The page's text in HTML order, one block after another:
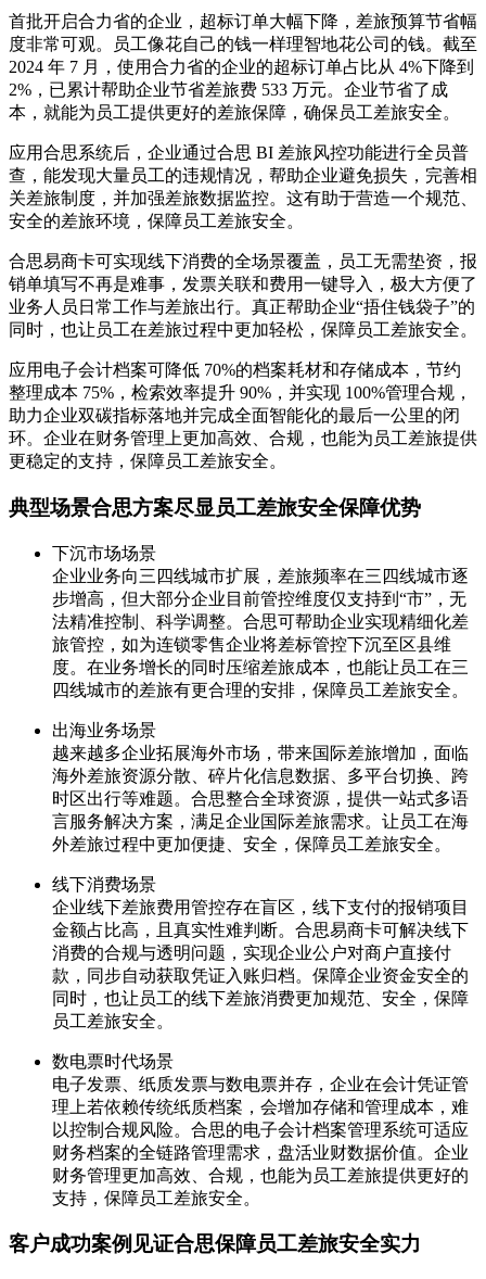
首批开启合力省的企业，超标订单大幅下降，差旅预算节省幅
度非常可观。员工像花自己的钱一样理智地花公司的钱。截至
2024 年 7 月，使用合力省的企业的超标订单占比从 4%下降到
2%，已累计帮助企业节省差旅费 533 万元。企业节省了成
本，就能为员工提供更好的差旅保障，确保员工差旅安全。
应用合思系统后，企业通过合思 BI 差旅风控功能进行全员普
查，能发现大量员工的违规情况，帮助企业避免损失，完善相
关差旅制度，并加强差旅数据监控。这有助于营造一个规范、
安全的差旅环境，保障员工差旅安全。
合思易商卡可实现线下消费的全场景覆盖，员工无需垫资，报
销单填写不再是难事，发票关联和费用一键导入，极大方便了
业务人员日常工作与差旅出行。真正帮助企业“捂住钱袋子”的
同时，也让员工在差旅过程中更加轻松，保障员工差旅安全。
应用电子会计档案可降低 70%的档案耗材和存储成本，节约
整理成本 75%，检索效率提升 90%，并实现 100%管理合规，
助力企业双碳指标落地并完成全面智能化的最后一公里的闭
环。企业在财务管理上更加高效、合规，也能为员工差旅提供
更稳定的支持，保障员工差旅安全。
典型场景合思方案尽显员工差旅安全保障优势
下沉市场场景
企业业务向三四线城市扩展，差旅频率在三四线城市逐
步增高，但大部分企业目前管控维度仅支持到“市”，无
法精准控制、科学调整。合思可帮助企业实现精细化差
旅管控，如为连锁零售企业将差标管控下沉至区县维
度。在业务增长的同时压缩差旅成本，也能让员工在三
四线城市的差旅有更合理的安排，保障员工差旅安全。
出海业务场景
越来越多企业拓展海外市场，带来国际差旅增加，面临
海外差旅资源分散、碎片化信息数据、多平台切换、跨
时区出行等难题。合思整合全球资源，提供一站式多语
言服务解决方案，满足企业国际差旅需求。让员工在海
外差旅过程中更加便捷、安全，保障员工差旅安全。
线下消费场景
企业线下差旅费用管控存在盲区，线下支付的报销项目
金额占比高，且真实性难判断。合思易商卡可解决线下
消费的合规与透明问题，实现企业公户对商户直接付
款，同步自动获取凭证入账归档。保障企业资金安全的
同时，也让员工的线下差旅消费更加规范、安全，保障
员工差旅安全。
数电票时代场景
电子发票、纸质发票与数电票并存，企业在会计凭证管
理上若依赖传统纸质档案，会增加存储和管理成本，难
以控制合规风险。合思的电子会计档案管理系统可适应
财务档案的全链路管理需求，盘活业财数据价值。企业
财务管理更加高效、合规，也能为员工差旅提供更好的
支持，保障员工差旅安全。
客户成功案例见证合思保障员工差旅安全实力